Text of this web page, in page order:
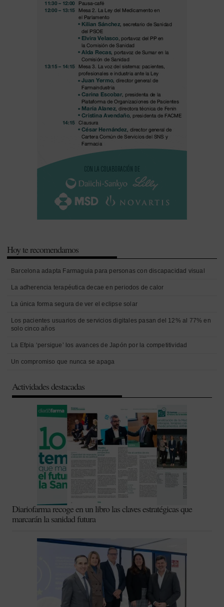
Hoy te recomendamos
Barcelona adapta Farmaguia para personas con discapacidad visual
La adherencia terapéutica decae en periodos de calor
La única forma segura de ver el eclipse solar
Los pacientes usuarios de servicios digitales pasan del 12% al 77% en
solo cinco años
La Efpia ‘persigue’ los avances de Japón por la competitividad
Un compromiso que nunca se apaga
Actividades destacadas
Diariofarma recoge en un libro las claves estratégicas que
marcarán la sanidad futura